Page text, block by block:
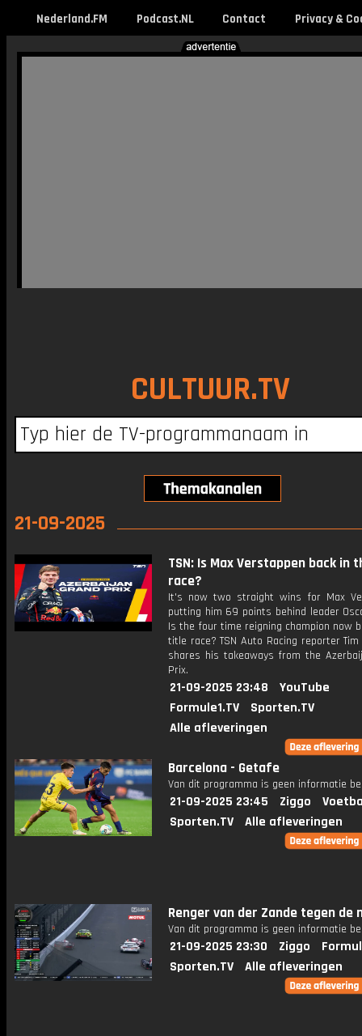
Nederland.FM Podcast.NL Contact Privacy &
CULTUUR.TV
21-09-2025
TSN: Is Max Verstappen back in
race?
It's now two straight wins for Max
putting him 69 points behind leader
Is the four time reigning champion now
title race? TSN Auto Racing reporter Tim
shares his takeaways from the
Prix.
21-09-2025 23:48
YouTube
Formule1.TV
Sporten.TV
Alle afleveringen
Barcelona - Getafe
Van dit programma is geen informatie
21-09-2025 23:45 Ziggo
Sporten.TV
Alle afleveringen
Renger van der Zande tegen de
Van dit programma is geen informatie
21-09-2025 23:30 Ziggo
Sporten.TV
Alle afleveringen